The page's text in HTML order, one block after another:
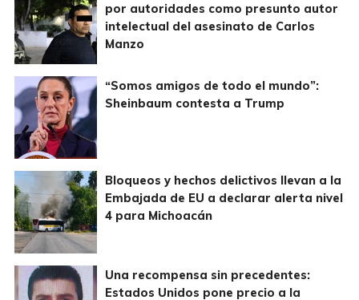
por autoridades como presunto autor
intelectual del asesinato de Carlos
Manzo
“Somos amigos de todo el mundo”:
Sheinbaum contesta a Trump
Bloqueos y hechos delictivos llevan a la
Embajada de EU a declarar alerta nivel
4 para Michoacán
Una recompensa sin precedentes:
Estados Unidos pone precio a la